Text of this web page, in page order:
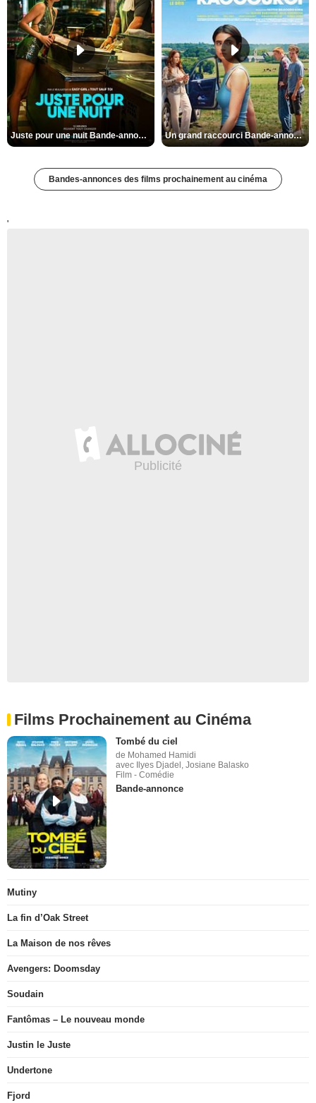
Juste pour une nuit Bande-annonce VO STFR Un grand raccourci Bande-annonce VF
Bandes-annonces des films prochainement au cinéma
'
Films Prochainement au Cinéma
Tombé du ciel
de Mohamed Hamidi
avec Ilyes Djadel, Josiane Balasko
Film - Comédie
Bande-annonce
Mutiny
La fin d’Oak Street
La Maison de nos rêves
Avengers: Doomsday
Soudain
Fantômas – Le nouveau monde
Justin le Juste
Undertone
Fjord